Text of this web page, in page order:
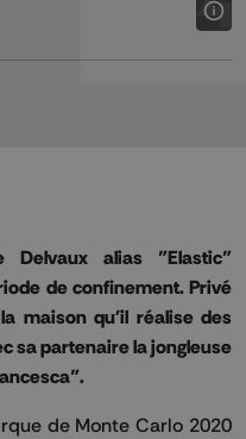
Delvaux alias "Elastic"
de confinement. Privé
maison qu'il réalise des
sa partenaire la jongleuse
de Monte Carlo 2020